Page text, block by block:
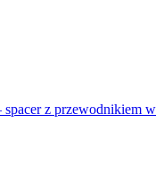
z przewodnikiem w